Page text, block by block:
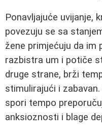
Ponavljajuće uvijanje,
povezuju se sa
žene primjećuju da im
razbistra um i potiče
druge strane, brži
stimulirajući i
spori tempo
anksioznosti i blage